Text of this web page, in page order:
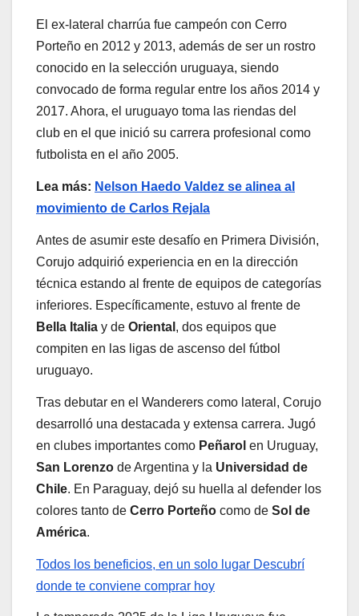
El ex-lateral charrúa fue campeón con Cerro
Porteño en 2012 y 2013, además de ser un rostro
conocido en la selección uruguaya, siendo
convocado de forma regular entre los años 2014 y
2017. Ahora, el uruguayo toma las riendas del
club en el que inició su carrera profesional como
futbolista en el año 2005.
Lea más: Nelson Haedo Valdez se alinea al
movimiento de Carlos Rejala
Antes de asumir este desafío en Primera División,
Corujo adquirió experiencia en en la dirección
técnica estando al frente de equipos de categorías
inferiores. Específicamente, estuvo al frente de
Bella Italia y de Oriental , dos equipos que
compiten en las ligas de ascenso del fútbol
uruguayo.
Tras debutar en el Wanderers como lateral, Corujo
desarrolló una destacada y extensa carrera. Jugó
en clubes importantes como Peñarol en Uruguay,
San Lorenzo de Argentina y la Universidad de
Chile. En Paraguay, dejó su huella al defender los
colores tanto de Cerro Porteño como de Sol de
América.
Todos los beneficios, en un solo lugar Descubrí
donde te conviene comprar hoy